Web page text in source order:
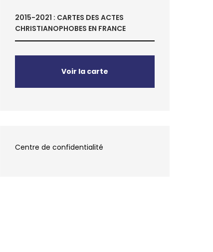
2015-2021 : CARTES DES ACTES
CHRISTIANOPHOBES EN FRANCE
Voir la carte
Centre de confidentialité